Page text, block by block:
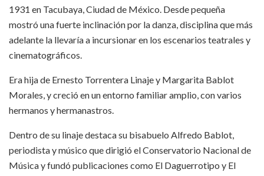
1931 en Tacubaya, Ciudad de México. Desde pequeña
mostró una fuerte inclinación por la danza, disciplina que más
adelante la llevaría a incursionar en los escenarios teatrales y
cinematográficos.
Era hija de Ernesto Torrentera Linaje y Margarita Bablot
Morales, y creció en un entorno familiar amplio, con varios
hermanos y hermanastros.
Dentro de su linaje destaca su bisabuelo Alfredo Bablot,
periodista y músico que dirigió el Conservatorio Nacional de
Música y fundó publicaciones como El Daguerrotipo y El